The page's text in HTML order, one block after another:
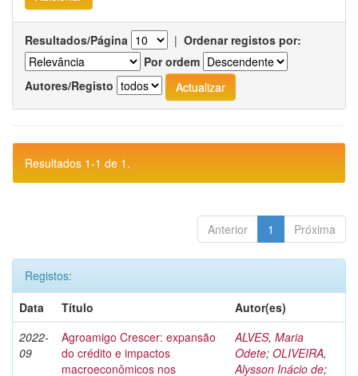
Resultados/Página | Ordenar registos por:
Por ordem
Autores/Registo
Resultados 1-1 de 1.
Anterior 1 Próxima
Registos:
Data
Título
Autor(es)
2022-
09
Agroamigo Crescer: expansão
do crédito e impactos
macroeconômicos nos
ALVES, Maria
Odete; OLIVEIRA,
Alysson Inácio de;